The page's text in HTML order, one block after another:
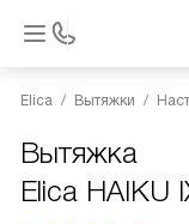
Elica Вытяжки
Вытяжка
Elica HAIKU